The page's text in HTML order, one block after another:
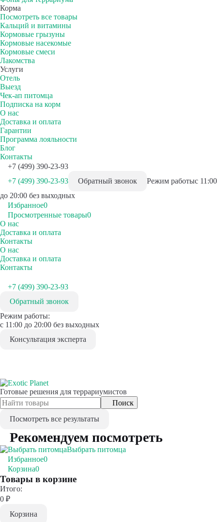
Корма
Посмотреть все товары
Кальций и витамины
Кормовые грызуны
Кормовые насекомые
Кормовые смеси
Лакомства
Услуги
Отель
Выезд
Чек-ап питомца
Подписка на корм
О нас
Доставка и оплата
Гарантии
Программа лояльности
Блог
Контакты
+7 (499) 390-23-93
+7 (499) 390-23-93
Обратный звонок Режим работыс 11:00
до 20:00 без выходных
Избранное0
Просмотренные товары0
О нас
Доставка и оплата
Контакты
О нас
Доставка и оплата
Контакты
+7 (499) 390-23-93
Обратный звонок
Режим работы:
с 11:00 до 20:00 без выходных
Консультация эксперта
Готовые решения для террариумистов
Поиск
Посмотреть все результаты
Рекомендуем посмотреть
Выбрать питомца
Избранное0
Корзина0
Товары в корзине
Итого:
0 ₽
Корзина